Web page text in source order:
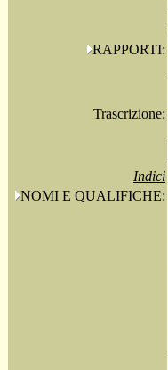
RAPPORTI:
Trascrizione:
Indici
NOMI E QUALIFICHE: